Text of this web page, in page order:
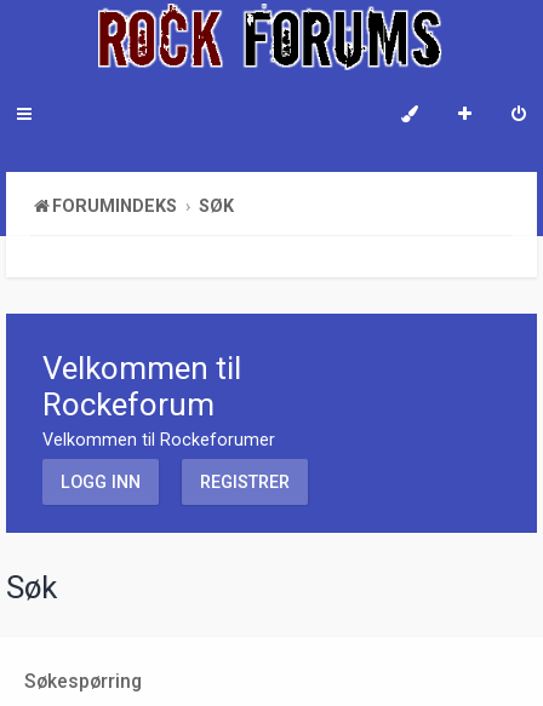
FORUMINDEKS SØK
Velkommen til
Rockeforum
Velkommen til Rockeforumer
LOGG INN REGISTRER
Søk
Søkespørring